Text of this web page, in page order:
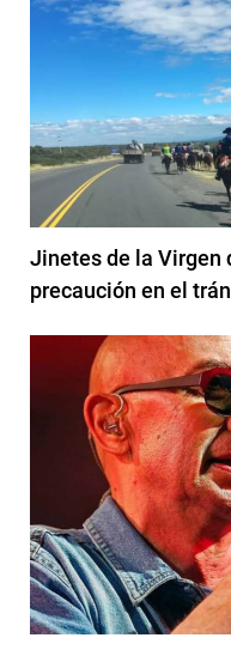
Jinetes de la Virgen
precaución en el